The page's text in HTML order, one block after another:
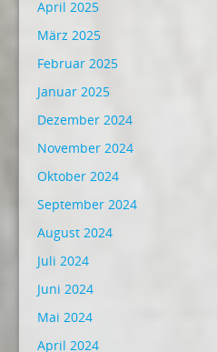
April 2025
März 2025
Februar 2025
Januar 2025
Dezember 2024
November 2024
Oktober 2024
September 2024
August 2024
Juli 2024
Juni 2024
Mai 2024
April 2024